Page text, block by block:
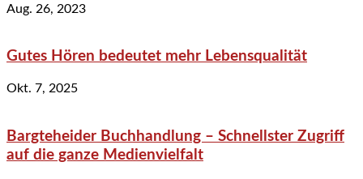
Aug. 26, 2023
Gutes Hören bedeutet mehr Lebensqualität
Okt. 7, 2025
Bargteheider Buchhandlung – Schnellster Zugriff
auf die ganze Medienvielfalt